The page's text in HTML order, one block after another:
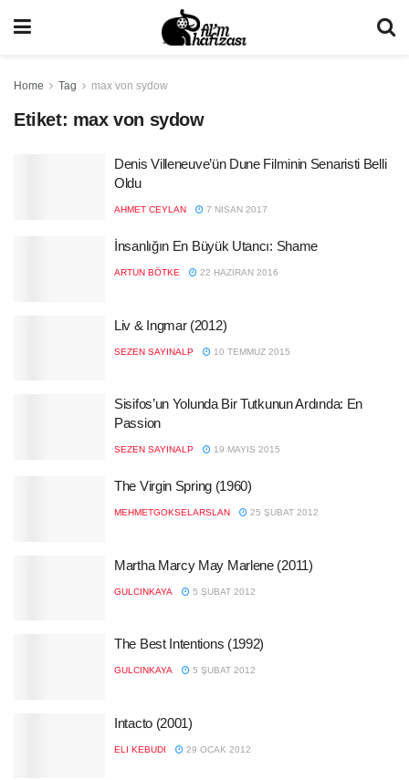
Home Tag max von sydow
Etiket: max von sydow
Denis Villeneuve’ün Dune Filminin Senaristi Belli
Oldu
AHMET CEYLAN 7 NISAN 2017
İnsanlığın En Büyük Utancı: Shame
ARTUN BÖTKE 22 HAZIRAN 2016
Liv & Ingmar (2012)
SEZEN SAYINALP 10 TEMMUZ 2015
Sisifos’un Yolunda Bir Tutkunun Ardında: En
Passion
SEZEN SAYINALP 19 MAYIS 2015
The Virgin Spring (1960)
MEHMETGOKSELARSLAN 25 ŞUBAT 2012
Martha Marcy May Marlene (2011)
GULCINKAYA 5 ŞUBAT 2012
The Best Intentions (1992)
GULCINKAYA 5 ŞUBAT 2012
Intacto (2001)
ELI KEBUDI 29 OCAK 2012